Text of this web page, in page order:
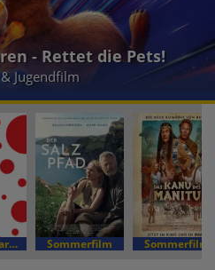
- Rettet die Pets!
Jugendfilm
Dokumentarfilm Sommerfilm Sommerfilm